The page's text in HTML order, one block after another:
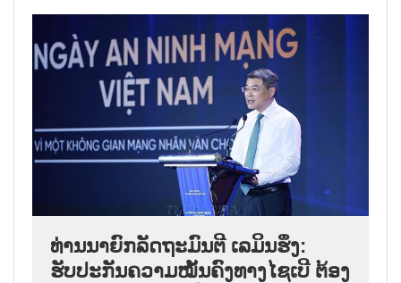
ທ່ານນາຍົກລັດຖະມົນຕີ ເລມິນຮຶງ:
ຮັບປະກັນຄວາມໝັ້ນຄົງທາງໄຊເບີ ຕ້ອງ